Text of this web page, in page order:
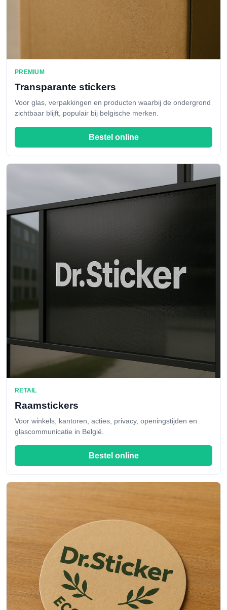
PREMIUM
Transparante stickers
Voor glas, verpakkingen en producten waarbij de ondergrond
zichtbaar blijft, populair bij belgische merken.
Bestel online
RETAIL
Raamstickers
Voor winkels, kantoren, acties, privacy, openingstijden en
glascommunicatie in België.
Bestel online